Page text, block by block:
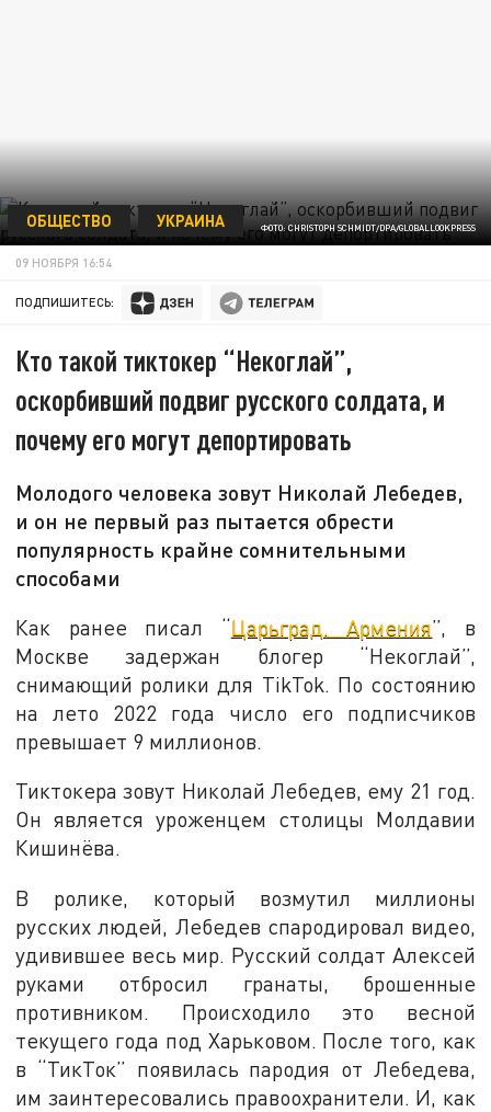
ФОТО: CHRISTOPH SCHMIDT/DPA/GLOBALLOOKPRESS
ОБЩЕСТВО УКРАИНА
09 НОЯБРЯ 16:54
ПОДПИШИТЕСЬ:
Кто такой тиктокер “Некоглай”,
оскорбивший подвиг русского солдата, и
почему его могут депортировать
Молодого человека зовут Николай Лебедев,
и он не первый раз пытается обрести
популярность крайне сомнительными
способами
Как ранее писал “Царьград. Армения”, в
Москве задержан блогер “Некоглай”,
снимающий ролики для TikTok. По состоянию
на лето 2022 года число его подписчиков
превышает 9 миллионов.
Тиктокера зовут Николай Лебедев, ему 21 год.
Он является уроженцем столицы Молдавии
Кишинёва.
В ролике, который возмутил миллионы
русских людей, Лебедев спародировал видео,
удивившее весь мир. Русский солдат Алексей
руками отбросил гранаты, брошенные
противником. Происходило это весной
текущего года под Харьковом. После того, как
в “ТикТок” появилась пародия от Лебедева,
им заинтересовались правоохранители. И, как